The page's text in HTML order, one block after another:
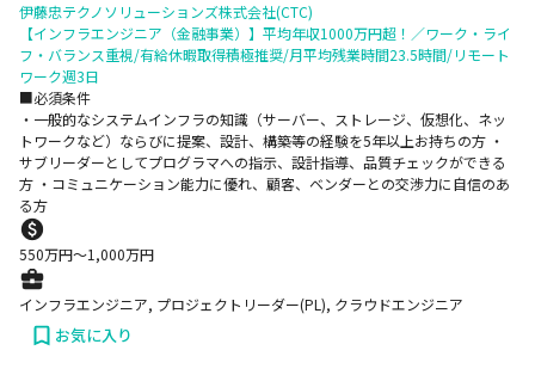
伊藤忠テクノソリューションズ株式会社(CTC)
【インフラエンジニア（金融事業）】平均年収1000万円超！／ワーク・ライ
フ・バランス重視/有給休暇取得積極推奨/月平均残業時間23.5時間/リモート
ワーク週3日
■必須条件
・一般的なシステムインフラの知識（サーバー、ストレージ、仮想化、ネッ
トワークなど）ならびに提案、設計、構築等の経験を5年以上お持ちの方 ・
サブリーダーとしてプログラマへの指示、設計指導、品質チェックができる
方 ・コミュニケーション能力に優れ、顧客、ベンダーとの交渉力に自信のあ
る方
550万円〜1,000万円
インフラエンジニア, プロジェクトリーダー(PL), クラウドエンジニア
お気に入り